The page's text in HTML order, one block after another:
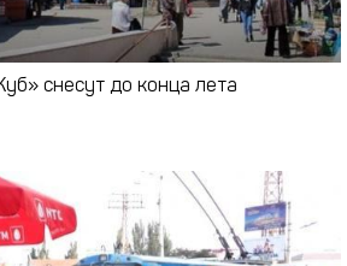
снесут до конца лета